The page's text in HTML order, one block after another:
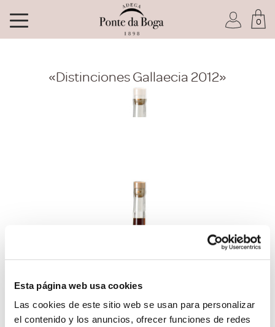
Esta página web usa cookies
Las cookies de este sitio web se usan para personalizar
el contenido y los anuncios, ofrecer funciones de redes
ACCEDER
0
«Distinciones Gallaecia 2012»